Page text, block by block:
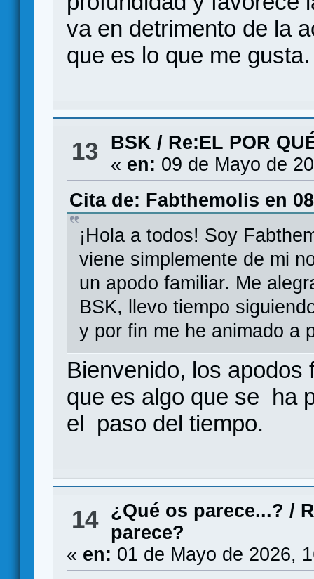
va en detrimento de la
que es lo que me gusta.
13 BSK / Re:EL POR
« en: 09 de Mayo de
Cita de: Fabthemolis en
¡Hola a todos! Soy
viene simplemente de mi
un apodo familiar. Me
BSK, llevo tiempo
y por fin me he animado a
Bienvenido, los
que es algo que se ha
el paso del tiempo.
14 ¿Qué os parece...? /
parece?
« en: 01 de Mayo de 2026,